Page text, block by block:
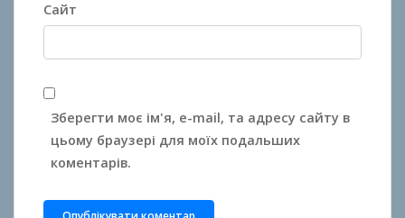
Сайт
Зберегти моє ім'я, e-mail, та адресу сайту в
цьому браузері для моїх подальших
коментарів.